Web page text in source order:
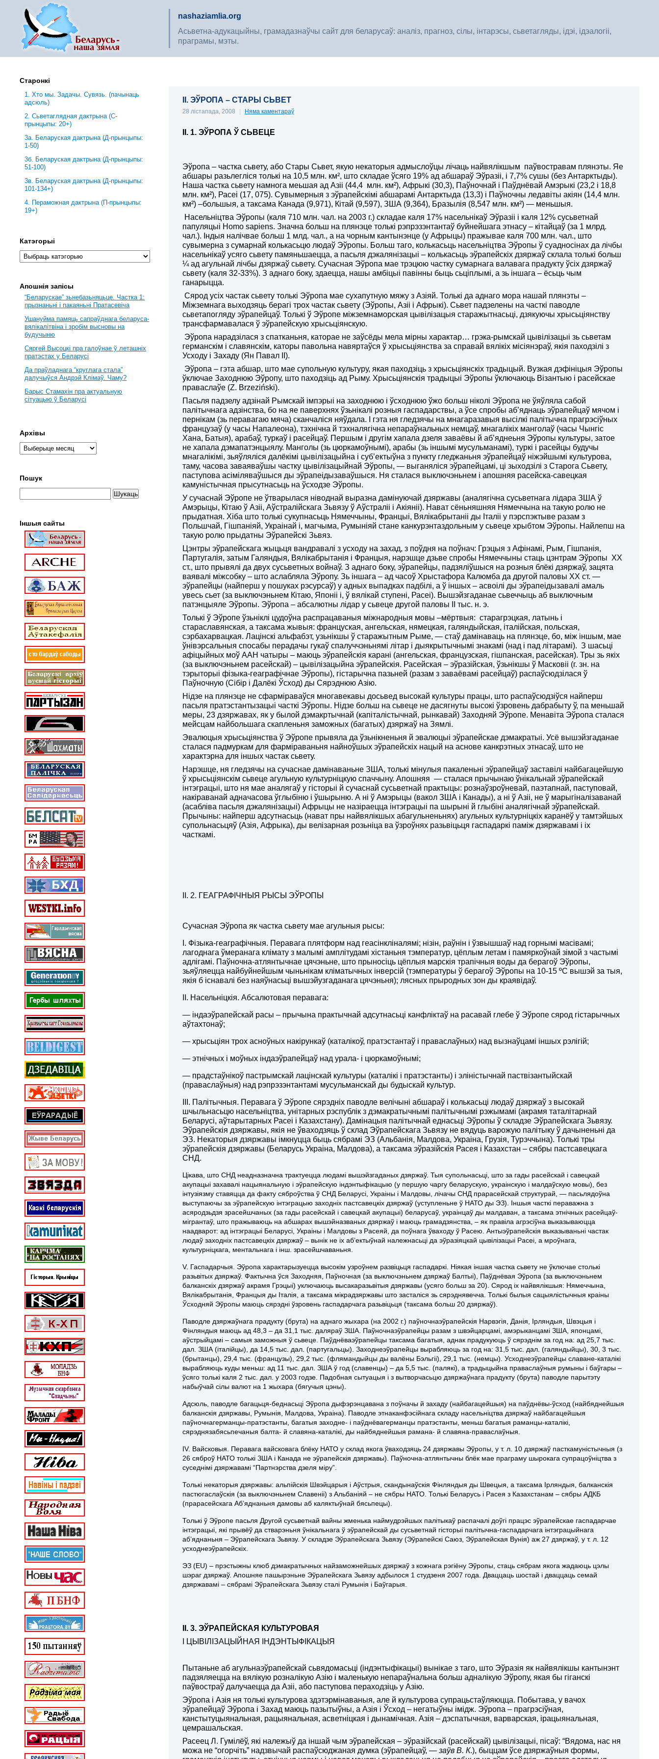
nashaziamlia.org
Асьветна-адукацыйны, грамадазнаўчы сайт для беларусаў: аналіз, прагноз, сілы, інтарэсы, сьветагляды, ідэі, ідэалогіі,
праграмы, мэты.
ІІ. ЭЎРОПА – СТАРЫ СЬВЕТ
28 лістапада, 2008 | Няма каментараў
ІІ. 1. ЭЎРОПА Ў СЬВЕЦЕ
Эўропа – частка сьвету, або Стары Сьвет, якую некаторыя адмыслоўцы лічаць найвялікшым паўвостравам плянэты. Яе
абшары разьлегліся толькі на 10,5 млн. км², што складае ўсяго 19% ад абшараў Эўразіі, і 7,7% сушы (без Антарктыды).
Наша частка сьвету намнога меьшая ад Азіі (44,4 млн. км²), Афрыкі (30,3), Паўночнай і Паўднёвай Амэрыкі (23,2 і 18,8
млн. км²), Расеі (17, 075). Сувымерныя з эўрапейскімі абшарамі Антарктыда (13,3) і Паўночны ледавіты акіян (14,4 млн.
км²) –большыя, а таксама Канада (9,971), Кітай (9,597), ЗША (9,364), Бразылія (8,547 млн. км²) — меньшыя.
Насельніцтва Эўропы (каля 710 млн. чал. на 2003 г.) складае каля 17% насельнікаў Эўразіі і каля 12% сусьветнай
папуляцыі Homo sapiens. Значна больш на плянэце толькі рэпрэзэнтантаў буйнейшага этнасу – кітайцаў (за 1 млрд.
чал.). Індыя налічвае больш 1 млд. чал., а на чорным кантынэнце (у Афрыцы) пражывае каля 700 млн. чал., што
сувымерна з сумарнай колькасьцю людаў Эўропы. Больш таго, колькасьць насельніцтва Эўропы ў суадносінах да лічбы
насельнікаў усяго сьвету памяньшаецца, а пасьля дэкалянізацыі – колькасьць эўрапейскіх дзяржаў склала толькі больш
¼ ад агульнай лічбы дзяржаў сьвету. Сучасная Эўропа мае трэцюю частку сумарнага валавага прадукту ўсіх дзяржаў
сьвету (каля 32-33%). З аднаго боку, здаецца, нашы амбіцыі павінны быць сьціплымі, а зь іншага – ёсьць чым
ганарыцца.
Сярод усіх частак сьвету толькі Эўропа мае сухапутную мяжу з Азіяй. Толькі да аднаго мора нашай плянэты –
Міжземнага выходзяць берагі трох частак сьвету (Эўропы, Азіі і Афрыкі). Сьвет падзелены на часткі паводле
сьветапогляду эўрапейцаў. Толькі ў Эўропе міжземнаморская цывілізацыя старажытнасьці, дзякуючы хрысьціянству
трансфармавалася ў эўрапейскую хрысьціянскую.
Эўропа нарадзілася з спатканьня, каторае не заўсёды мела мірны характар… грэка-рымскай цывілізацыі зь сьветам
германскім і славянскім, каторы павольна навяртаўся ў хрысьціянства за справай вялікіх місіянэраў, якія паходзілі з
Усходу і Захаду (Ян Павал ІІ).
Эўропа – гэта абшар, што мае супольную культуру, якая паходзіць з хрысьціянскіх традыцый. Вузкая дэфініцыя Эўропы
ўключае Заходнюю Эўропу, што паходзіць ад Рыму. Хрысьціянскія традыцыі Эўропы ўключаюць Візантыю і расейскае
праваслаўе (Z. Brzeziński).
Пасьля падзелу адзінай Рымскай імпэрыі на заходнюю і ўсходнюю ўжо больш ніколі Эўропа не ўяўляла сабой
палітычнага адзінства, бо на яе паверхнях ўзьнікалі розныя гаспадарствы, а ўсе спробы аб’яднаць эўрапейцаў мячом і
пернікам (зь перавагаю мяча) сканчаліся няўдала. І гэта ня гледзячы на мнагаразавыя высілкі палітычна прагрэсіўных
французаў (у часы Напалеона), тэхнічна й тэхналягічна непараўнальных немцаў, мнагалікіх манголаў (часы Чынгіс
Хана, Батыя), арабаў, туркаў і расейцаў. Першым і другім хапала дзеля заваёвы й аб’яднеьня Эўропы культуры, затое
не хапала дэмапатэнцыялу. Манголы (зь цюркамоўнымі), арабы (зь іншымі мусульманамі), туркі і расейцы будучы
мнагалікімі, зьяўляліся далёкімі цывілізацыйна і суб’ектыўна з пункту гледжаньня эўрапейцаў ніжэйшымі культурова,
таму, часова заваяваўшы частку цывілізацыйнай Эўропы, — выганяліся эўрапейцамі, ці зыходзілі з Старога Сьвету,
паступова асіміляваўшыся ды эўрапеідызаваўшыся. Ня сталася выключэньнем і апошняя расейска-савецкая
камуністычная прысутнасьць на ўсходзе Эўропы.
У сучаснай Эўропе не ўтварылася ніводнай выразна дамінуючай дзяржавы (аналягічна сусьветнага лідара ЗША ў
Амэрыцы, Кітаю ў Азіі, Аўстралійскага Зьвязу ў Аўстраліі і Акіяніі). Нават сёньняшняя Нямеччына на такую ролю не
прыдатная. Хіба што толькі сукупнасьць Нямеччыны, Францыі, Вялікабрытаніі ды Італіі у пэрспэктыве разам з
Польшчай, Гішпаніяй, Украінай і, магчыма, Румыніяй стане канкурэнтаздольным у сьвеце хрыбтом Эўропы. Найлепш на
такую ролю прыдатны Эўрапейскі Зьвяз.
Цэнтры эўрапейскага жыцьця вандравалі з усходу на захад, з поўдня на поўнач: Грэцыя з Афінамі, Рым, Гішпанія,
Партугалія, затым Галяндыя, Вялікабрытанія і Францыя, нарэшце дзьве спробы Нямеччыны стаць цэнтрам Эўропы ХХ
ст., што прывялі да двух сусьветных войнаў. З аднаго боку, эўрапейцы, падзяліўшыся на розныя блёкі дзяржаў, зацята
ваявалі міжсобку – што аслабляла Эўропу. Зь іншага – ад часоў Хрыстафора Калюмба да другой паловы ХХ ст. —
эўрапейцы (найперш у пошуках рэсурсаў) у адных выпадках падбілі, а ў іншых – асвоілі ды эўрапеідызавалі амаль
увесь сьет (за выключэньнем Кітаю, Японіі і, ў вялікай ступені, Расеі). Вышэйзгаданае сьвеччыць аб выключным
патэнцыяле Эўропы. Эўропа – абсалютны лідар у сьвеце другой паловы ІІ тыс. н. э.
Толькі ў Эўропе ўзьніклі цудоўна распрацаваныя міжнародныя мовы –мёртвыя: старагрэцкая, латынь і
стараславянская, а таксама жывыя: француская, ангельская, нямецкая, галяндыйская, італійская, польская,
сэрбахарвацкая. Лацінскі альфабэт, узьнікшы ў старажытным Рыме, — стаў дамінаваць на плянэце, бо, між іншым, мае
ўнівэрсальныя спосабы перадачы гукаў спалуччэньнямі літар і дыякрытычнымі знакамі (над і пад літарамі). З шасьці
афіцыйных моў ААН чатыры – маюць эўрапейскія карані (ангельская, французская, гішпанская, расейская). Тры зь якіх
(за выключэньнем расейскай) – цывілізацыйна эўрапейскія. Расейская – эўразійская, ўзьнікшы ў Масковіі (г. зн. на
тэрыторыі фізыка-геаграфічнае Эўропы), гістарычна пазьней (разам з заваёвамі расейцаў) распаўсюдзілася ў
Паўночную (Сібір і Далёкі Ўсход) ды Сярэднюю Азію.
Нідзе на плянэце не сфарміраваўся многавекавы досьвед высокай культуры працы, што распаўсюдзіўся найперш
пасьля пратэстантызацыі часткі Эўропы. Нідзе больш на сьвеце не дасягнуты высокі ўзровень дабрабыту ў, па меньшай
меры, 23 дзяржавах, як у былой дэмакртычнай (капіталістычнай, рынкавай) Заходняй Эўропе. Менавіта Эўропа сталася
мейсцам найбольшага скапленьня заможных (багатых) дзяржаў на Зямлі.
Эвалюцыя хрысьціянства ў Эўропе прывяла да ўзьнікненьня й эвалюцыі эўрапейскае дэмакратыі. Усё вышэйзгаданае
сталася падмуркам для фарміраваньня найноўшых эўрапейскіх нацый на аснове канкрэтных этнасаў, што не
характэрна для іншых частак сьвету.
Нарэшце, ня гледзячы на сучаснае дамінаваньне ЗША, толькі мінулыя пакаленьні эўрапейцаў заставілі найбагацейшую
ў хрысьціянскім сьвеце агульную культурніцкую спаччыну. Апошняя — сталася прычынаю ўнікальнай эўрапейскай
інтэграцыі, што ня мае аналягаў у гісторыі й сучаснай сусьветнай практыцы: рознаўзроўневай, паэтапнай, паступовай,
накіраванай адначасова ўглыбіню і ўшырыню. А ні ў Амэрыцы (вакол ЗША і Канады), а ні ў Азіі, не ў марыгіналізаванай
(асабліва пасьля дэкалянізацыі) Афрыцы не назіраецца інтэграцыі па шырыні й глыбіні аналягічнай эўрапейскай.
Прычыны: найперш адсутнасьць (нават пры найвялікшых абагульненьнях) агульных культурніцкіх каранёў у тамтэйшых
супольнасьцяў (Азія, Афрыка), ды велізарная розьніца ва ўзроўнях разьвіцьця гаспадаркі паміж дзяржавамі і іх
часткамі.
ІІ. 2. ГЕАГРАФІЧНЫЯ РЫСЫ ЭЎРОПЫ
Сучасная Эўропа як частка сьвету мае агульныя рысы:
І. Фізыка-геаграфічныя. Перавага плятформ над геасінкліналямі; нізін, раўнін і ўзвышшаў над горнымі масівамі;
лагоднага ўмеранага клімату з малымі амплітудамі хістаньня тэмператур, цёплым летам і памяркоўнай зімой з частымі
адлігамі. Паўночна-атлянтычнае цячэньне, што прыносіць цёплыя марскія трапічныя воды да берагоў Эўропы,
зьяўляецца найбуйнейшым чыньнікам кліматычных інверсій (тэмпературы ў берагоў Эўропы на 10-15 ºС вышэй за тыя,
якія б існавалі без наяўнасьці вышэйузгаданага цячэньня); лясных прыродных зон ды краявідаў.
ІІ. Насельніцкія. Абсалютовая перавага:
— індаэўрапейскай расы – прычына практычнай адсутнасьці канфліктаў на расавай глебе ў Эўропе сярод гістарычных
аўтахтонаў;
— хрысьціян трох асноўных накірункаў (каталікоў, пратэстантаў і праваслаўных) над вызнаўцамі іншых рэлігій;
— этнічных і моўных індаэўрапейцаў над урала- і цюркамоўнымі;
— прадстаўнікоў пастрымскай лацінскай культуры (каталікі і пратэстанты) і эліністычнай паствізантыйскай
(праваслаўныя) над рэпрэзэнтантамі мусульманскай ды будыскай культур.
ІІІ. Палітычныя. Перавага ў Эўропе сярэдніх паводле велічыні абшараў і колькасьці людаў дзяржаў з высокай
шчыльнасьцю насельніцтва, унітарных рэспублік з дэмакратычнымі палітычнымі рэжымамі (акрамя таталітарнай
Беларусі, аўтарытарных Расеі і Казахстану). Дамінацыя палітычнай еднасьці Эўропы ў складзе Эўрапейскага Зьвязу.
Эўрапейскія дзяржавы, якія не ўваходзяць ў склад Эўрапейскага Зьвязу не вядуць варожую палітыку ў дачыненьні да
ЭЗ. Некаторыя дзяржавы імкнуцца быць сябрамі ЭЗ (Альбанія, Малдова, Украіна, Грузія, Турэччына). Толькі тры
эўрапейскія дзяржавы (Беларусь Украіна, Малдова), а таксама эўразійскія Расея і Казахстан – сябры пастсавецкага
СНД.
Цікава, што СНД неадназначна трактуецца людамі вышэйзгаданых дзяржаў. Тыя супольнасьці, што за гады расейскай і савецкай
акупацыі захавалі нацыянальную і эўрапейскую індэнтыфікацыю (у першую чаргу беларускую, украінскую і малдаўскую мовы), без
інтузіязму ставяцца да факту сяброўства ў СНД Беларусі, Украіны і Малдовы, лічачы СНД прарасейскай структурай, — пасьлядоўна
выступаючы за эўрапейскую інтэграцыю заходніх пастсавецкіх дзяржаў (уступленьне ў НАТО ды ЭЗ). Іншыя часткі пераважна з
асяродзьдзя зрасейшчаных (за гады расейскай і савецкай акупацыі) беларусаў, украінцаў ды малдаван, а таксама этнічных расейцаў-
мігрантаў, што пражываюць на абшарах вышэйназваных дзяржаў і маюць грамадзянства, – як правіла агрэсіўна выказываюцца
наадварот: ад інтэграцыі Беларусі, Украіны і Малдовы з Расеяй, да поўнага ўваходу ў Расею. Антыэўрапейскія выказываньні частак
людаў заходніх пастсавецкіх дзяржаў – вынік не іх аб’ектыўнай належнасьці да эўразіяцкай цывілізацыі Расеі, а мроўнага,
культурніцкага, ментальнага і інш. зрасейшчаваньня.
V. Гаспадарчыя. Эўропа характарызуецца высокім узроўнем развіцьця гаспадаркі. Ніякая іншая частка сьвету не ўключае столькі
разьвітых дзяржаў. Фактычна ўся Заходняя, Паўночная (за выключэньнем дзяржаў Балтыі), Паўднёвая Эўропа (за выключэньнем
балканскіх дзяржаў акрамя Грэцыі) уключаюць высакаразьвітыя дзяржавы (усяго больш за 20). Сярод іх найвялікшыя: Нямеччына,
Вялікабрытанія, Францыя ды Італія, а таксама мікрадзяржавы што засталіся зь сярэднявечча. Толькі былыя сацыялістычныя краіны
Ўсходняй Эўропы маюць сярэдні ўзровень гаспадарчага разьвіцьця (таксама больш 20 дзяржаў).
Паводле дзяржаўнага прадукту (брута) на аднаго жыхара (на 2002 г.) паўночнаэўрапейскія Нарвэгія, Данія, Ірляндыя, Швэцыя і
Фінляндыя маюць ад 48,3 – да 31,1 тыс. даляраў ЗША. Паўночнаэўрапейцы разам з швэйцарцамі, амэрыканцамі ЗША, японцамі,
аўстрыйцамі – самыя заможныя ў сьвеце. Паўднёваэўрапейцы таксама багатыя, аднак прадукуюць ў сярэднім за год на: ад 25,7 тыс.
дал. ЗША (італійцы), да 14,5 тыс. дал. (партугальцы). Заходнеэўрапейцы вырабляюць за год на: 31,5 тыс. дал. (галяндыйцы), 30, 3 тыс.
(брытанцы), 29,4 тыс. (французы), 29,2 тыс. (флямандыйцы ды валёны Бэльгіі), 29,1 тыс. (немцы). Усходнеэўрапейцы славане-каталікі
вырабляюць куды меньш: ад 11 тыс. дал. ЗША ў год (славенцы) – да 5,5 тыс. (палякі), а традыцыйна праваслаўныя румыны і баўгары –
ўсяго толькі каля 2 тыс. дал. у 2003 годзе. Падобная сытуацыя і з вытворчасьцю дзяржаўнага прадукту (брута) паводле парытэту
набыўчай сілы валют на 1 жыхара (бягучыя цэны).
Адсюль, паводле багацьця-беднасьці Эўропа дыфэрэнцавана з поўначы й захаду (найбагацейшыя) на паўднёвы-ўсход (найбяднейшыя
балканскія дзяржавы, Румынія, Малдова, Украіна). Паводле этнаканфэсійнага складу насельніцтва дзяржаў найбагацейшыя
паўночнагерманцы-пратэстанты, багатыя заходне- і паўднёвагерманцы пратэстанты, меньш багатыя раманцы-каталікі,
сярэднязабясьпечаныя балта- й славяна-каталікі, ды найбяднейшыя рамана- й славяна-праваслаўныя.
IV. Вайсковыя. Перавага вайсковага блёку НАТО у склад якога ўваходзяць 24 дзяржавы Эўропы, у т. л. 10 дзяржаў пасткамуністычныя (з
26 сяброў НАТО толькі ЗША і Канада не эўрапейскія дзяржавы). Паўночна-атлянтычны блёк мае праграму шырокага супрацоўніцтва з
суседнімі дзяржавамі “Партнэрства дзеля міру”.
Толькі некаторыя дзяржавы: альпійскія Швэйцарыя і Аўстрыя, скандынаўскія Фінляндыя ды Швецыя, а таксама Ірляндыя, балканскія
пастюгаслаўскія (за выключэньнем Славеніі) з Альбаніяй – не сябры НАТО. Толькі Беларусь і Расея з Казахстанам – сябры АДКБ
(прарасейскага Аб’яднаньня дамовы аб каляктыўнай бясьпецы).
Толькі ў Эўропе пасьля Другой сусьветнай вайны жменька наймудрэйшых палітыкаў распачалі доўгі працэс эўрапейскае гаспадарчае
інтэграцыі, які прывёў да стварэньня ўнікальнага ў эўрапейскай ды сусьветнай гісторыі палітычна-гаспадарчага інтэграцыйнага
аб’яднаньня – Эўрапейскага Зьвязу. У складзе Эўрапейскага Зьвязу (Эўрапейскі Саюз, Эўрапейская Вунія) аж 27 дзяржаў, у т. л. 12
усходнеэўрапейскіх.
ЭЗ (ЕU) – прэстыжны клюб дэмакратычных найзаможнейшых дзяржаў з кожнага рэгіёну Эўропы, стаць сябрам якога жадаюць цэлы
шэраг дзяржаў. Апошняе пашырэньне Эўрапейскага Зьвязу адбылося 1 студзеня 2007 года. Дваццаць шостай і дваццаць семай
дзяржавамі – сябрамі Эўрапейскага Зьвязу сталі Румынія і Баўгарыя.
ІІ. 3. ЭЎРАПЕЙСКАЯ КУЛЬТУРОВАЯ
І ЦЫВІЛІЗАЦЫЙНАЯ ІНДЭНТЫФІКАЦЫЯ
Пытаньне аб агульнаэўрапейскай сьвядомасьці (індэнтыфікацыі) вынікае з таго, што Эўразія як найвялікшы кантынэнт
падзяляецца на вялікую розналікую Азію і маленькую непараўнальна больш адналікую Эўропу, якая бы гіганскі
паўвостраў далучаецца да Азіі, або паступова пераходзіць у Азію.
Эўропа і Азія ня толькі культурова здэтэрмінаваныя, але й культурова супрацьстаўляюцца. Побытава, у вачох
эўрапейцаў Эўропа і Захад маюць пазытыўны, а Азія і Ўсход – негатыўны імідж. Эўропа – прагрэсіўная,
канстытуцыянальная, рацыянальная, асветніцкая і дынамічная. Азія – дэспатычная, варварская, ірацыянальная,
цемрашальская.
Расеец Л. Гумілёў, які належыў да іншай чым эўрапейская – эўразійскай (расейскай) цывілізацыі, пісаў: “Вядома, нас ня
можа не “огорчіть” надзвычай распаўсюджаная думка (эўрапейцаў, —заўв В. К.), быццам ўсе дзяржаўныя формы,
Старонкі
1. Хто мы. Задачы. Сувязь. (пачынаць
адсюль)
2. Сьветаглядная дактрына (С-
прынцыпы: 20+)
3a. Беларуская дактрына (Д-прынцыпы:
1-50)
3б. Беларуская дактрына (Д-прынцыпы:
51-100)
3в. Беларуская дактрына (Д-прынцыпы:
101-134+)
4. Пераможная дактрына (П-прынцыпы:
19+)
Катэгорыі
Апошнія запісы
“Беларускае” зьнебазьняцьце. Частка 1:
прызнаньні і пакаяньні Пратасевіча
Ушануйма памяць сапраўднага беларуса-
вялікалітвіна і зробім высновы на
будучыню
Сяргей Высоцкі пра галоўнае ў леташніх
пратэстах у Беларусі
Да праўладнага “круглага стала”
далучыўся Андрэй Клімаў. Чаму?
Барыс Стамахін пра актуальную
сітуацыю ў Беларусі
Архівы
Пошук
Іншыя сайты